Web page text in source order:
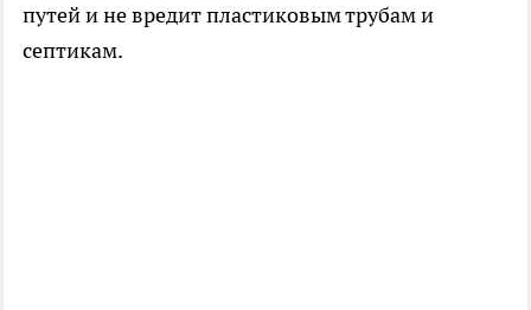
путей и не вредит пластиковым трубам и
септикам.